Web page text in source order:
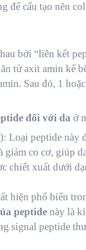
để cấu tạo nên
bởi “liên kết
tử axit amin kế
Sau đó, 1
đối với da ở
peptide này
co cơ, giúp
xuất dưới
hiện phổ biến
peptide này là
signal peptide